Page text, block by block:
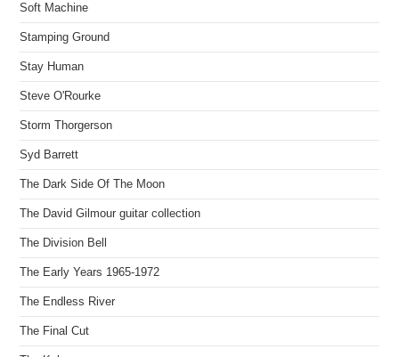
Soft Machine
Stamping Ground
Stay Human
Steve O'Rourke
Storm Thorgerson
Syd Barrett
The Dark Side Of The Moon
The David Gilmour guitar collection
The Division Bell
The Early Years 1965-1972
The Endless River
The Final Cut